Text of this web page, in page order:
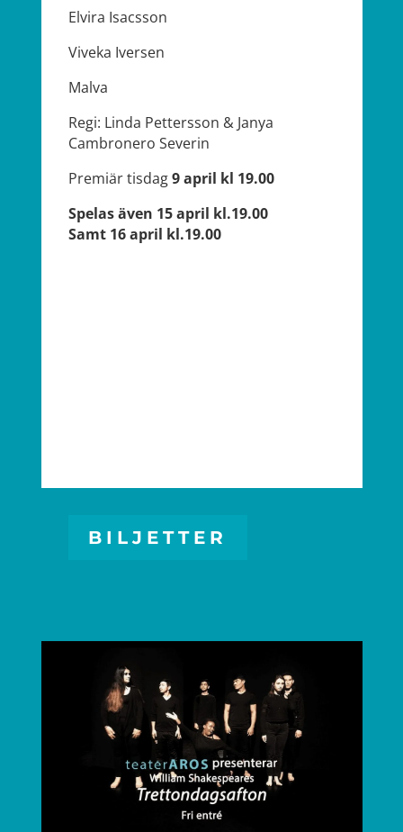
Elvira Isacsson
Viveka Iversen
Malva
Regi: Linda Pettersson & Janya
Cambronero Severin
Premiär tisdag9 april kl 19.00
Spelas även 15 april kl.19.00
Samt 16 april kl.19.00
BILJETTER